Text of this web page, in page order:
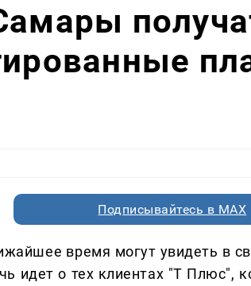
Подписывайтесь в MAX
время могут увидеть в
идет о тех клиентах "Т Плюс",